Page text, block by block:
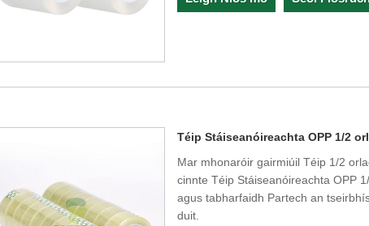
Téip Stáiseanóireachta OPP 1/2
Mar mhonaróir gairmiúil Téip 1/2
cinnte Téip Stáiseanóireachta OPP
agus tabharfaidh Partech an
duit.